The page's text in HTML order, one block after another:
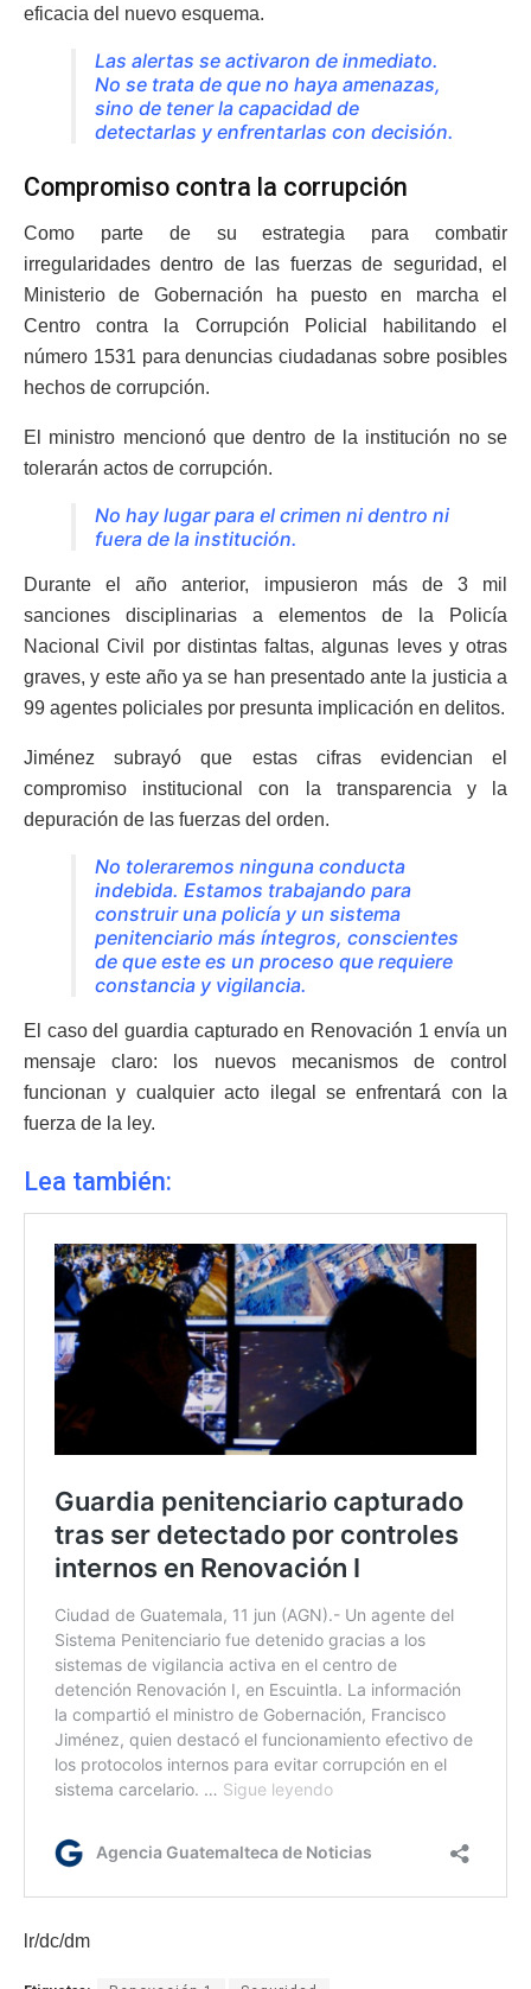
eficacia del nuevo esquema.
Las alertas se activaron de inmediato.
No se trata de que no haya amenazas,
sino de tener la capacidad de
detectarlas y enfrentarlas con decisión.
Compromiso contra la corrupción
Como parte de su estrategia para combatir
irregularidades dentro de las fuerzas de seguridad, el
Ministerio de Gobernación ha puesto en marcha el
Centro contra la Corrupción Policial habilitando el
número 1531 para denuncias ciudadanas sobre posibles
hechos de corrupción.
El ministro mencionó que dentro de la institución no se
tolerarán actos de corrupción.
No hay lugar para el crimen ni dentro ni
fuera de la institución.
Durante el año anterior, impusieron más de 3 mil
sanciones disciplinarias a elementos de la Policía
Nacional Civil por distintas faltas, algunas leves y otras
graves, y este año ya se han presentado ante la justicia a
99 agentes policiales por presunta implicación en delitos.
Jiménez subrayó que estas cifras evidencian el
compromiso institucional con la transparencia y la
depuración de las fuerzas del orden.
No toleraremos ninguna conducta
indebida. Estamos trabajando para
construir una policía y un sistema
penitenciario más íntegros, conscientes
de que este es un proceso que requiere
constancia y vigilancia.
El caso del guardia capturado en Renovación 1 envía un
mensaje claro: los nuevos mecanismos de control
funcionan y cualquier acto ilegal se enfrentará con la
fuerza de la ley.
Lea también:
lr/dc/dm